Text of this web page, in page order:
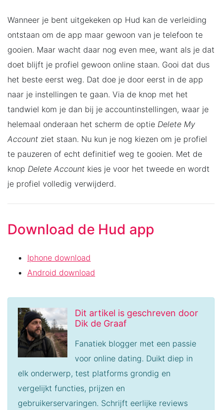
Wanneer je bent uitgekeken op Hud kan de verleiding
ontstaan om de app maar gewoon van je telefoon te
gooien. Maar wacht daar nog even mee, want als je dat
doet blijft je profiel gewoon online staan. Gooi dat dus
het beste eerst weg. Dat doe je door eerst in de app
naar je instellingen te gaan. Via de knop met het
tandwiel kom je dan bij je accountinstellingen, waar je
helemaal onderaan het scherm de optie Delete My
Account ziet staan. Nu kun je nog kiezen om je profiel
te pauzeren of echt definitief weg te gooien. Met de
knop Delete Account kies je voor het tweede en wordt
je profiel volledig verwijderd.
Download de Hud app
Iphone download
Android download
Dit artikel is geschreven door
Dik de Graaf
Fanatiek blogger met een passie
voor online dating. Duikt diep in
elk onderwerp, test platforms grondig en
vergelijkt functies, prijzen en
gebruikerservaringen. Schrijft eerlijke reviews